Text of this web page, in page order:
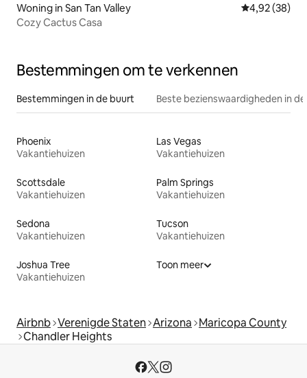
Woning in San Tan Valley Gemiddelde
4,92 (38)
Cozy Cactus Casa
Bestemmingen om te verkennen
Bestemmingen in de buurt Beste bezienswaardigheden in
Phoenix
Vakantiehuizen
Las Vegas
Vakantiehuizen
Scottsdale
Vakantiehuizen
Palm Springs
Vakantiehuizen
Sedona
Vakantiehuizen
Tucson
Vakantiehuizen
Joshua Tree
Vakantiehuizen
Toon meer
Airbnb Verenigde Staten Arizona Maricopa County
Chandler Heights